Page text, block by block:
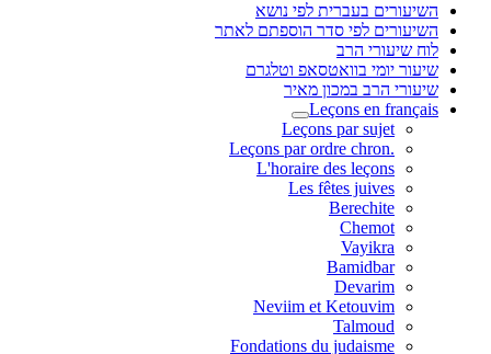
השיעורים בעברית לפי נושא
השיעורים לפי סדר הוספתם לאתר
לוח שיעורי הרב
שיעור יומי בוואטסאפ וטלגרם
שיעורי הרב במכון מאיר
Leçons en français
Leçons par sujet
.Leçons par ordre chron
L'horaire des leçons
Les fêtes juives
Berechite
Chemot
Vayikra
Bamidbar
Devarim
Neviim et Ketouvim
Talmoud
Fondations du judaisme